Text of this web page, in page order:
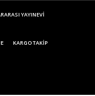
YAYINEVİ
KARGO TAKİP